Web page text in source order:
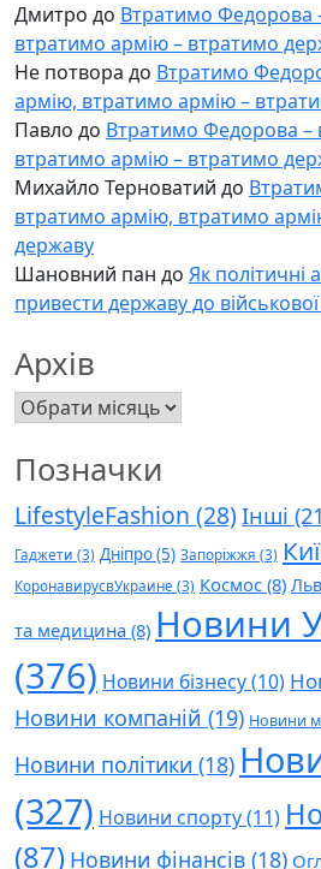
Дмитро до Втратимо Федорова
втратимо армію – втратимо
Не потвора до Втратимо
армію, втратимо армію –
Павло до Втратимо Федорова –
втратимо армію – втратимо
Михайло Терноватий до
втратимо армію, втратимо
державу
Шановний пан до Як
привести державу до
Архів
Архів
Позначки
LifestyleFashion (28) Інші
Гаджети (3) Дніпро(5) Запоріжжя (3)
КоронавирусвУкраине (3) Космос (8)
та медицина (8) Новини
(376) Новини бізнесу(10)
Новини компаній (19) Новини
Новини політики (18)
(327) Новини спорту(11)
(87) Новини фінансів (18)